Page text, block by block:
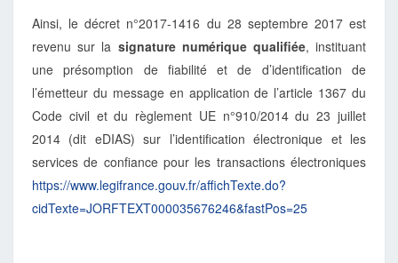
Ainsi, le décret n°2017-1416 du 28 septembre 2017 est
revenu sur la signature numérique qualifiée, instituant
une présomption de fiabilité et de d’identification de
l’émetteur du message en application de l’article 1367 du
Code civil et du règlement UE n°910/2014 du 23 juillet
2014 (dit eDIAS) sur l’identification électronique et les
services de confiance pour les transactions électroniques
https://www.legifrance.gouv.fr/affichTexte.do?
cidTexte=JORFTEXT000035676246&fastPos=25